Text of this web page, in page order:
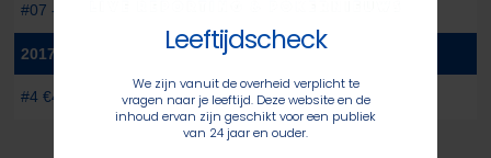
#07 - €550 Main Event
2017
#4 €440 WSOP NLHE PSKO 21
Leeftijdscheck
We zijn vanuit de overheid verplicht te
vragen naar je leeftijd. Deze website en de
inhoud ervan zijn geschikt voor een publiek
van 24 jaar en ouder.